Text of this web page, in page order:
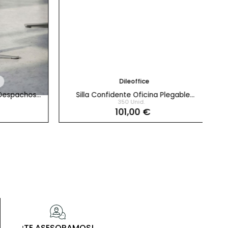
Dileoffice
Silla Confidente Oficina Plegable
Formación Atlanta Dileoffice
350 Unid.
101,00 €